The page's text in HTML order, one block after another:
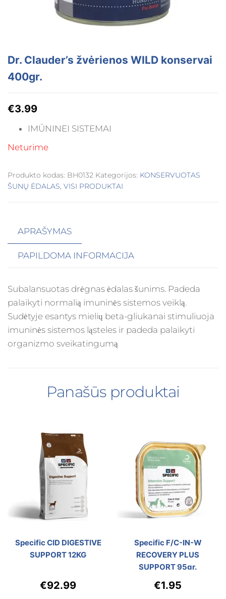
Dr. Clauder’s žvėrienos WILD konservai
400gr.
€3.99
IMŪNINEI SISTEMAI
Neturime
Produkto kodas: BH0132 Kategorijos: KONSERVUOTAS
ŠUNŲ ĖDALAS, VISI PRODUKTAI
APRAŠYMAS
PAPILDOMA INFORMACIJA
Subalansuotas drėgnas ėdalas šunims. Padeda
palaikyti normalią imuninės sistemos veiklą.
Sudėtyje esantys mielių beta-gliukanai stimuliuoja
imuninės sistemos ląsteles ir padeda palaikyti
organizmo sveikatingumą
Panašūs produktai
Specific CID DIGESTIVE
SUPPORT 12KG
€92.99
Specific F/C-IN-W
RECOVERY PLUS
SUPPORT 95gr.
€1.95